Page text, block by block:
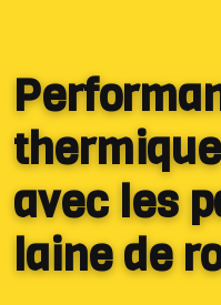
avec les
laine de